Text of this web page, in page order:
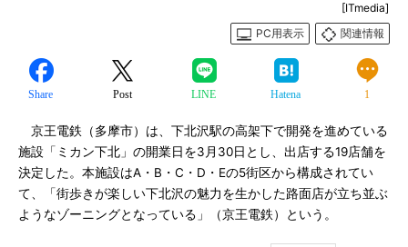
[ITmedia]
PC用表示
関連情報
Share Post LINE Hatena 1
京王電鉄（多摩市）は、下北沢駅の高架下で開発を進めている
施設「ミカン下北」の開業日を3月30日とし、出店する19店舗を
決定した。本施設はA・B・C・D・Eの5街区から構成されてい
て、「街歩きが楽しい下北沢の魅力を生かした路面店が立ち並ぶ
ようなゾーニングとなっている」（京王電鉄）という。